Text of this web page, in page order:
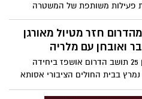
פעילות משותפת של המשטרה
הביטחון במועצה המקומית, נתפס
בצורה מסוכנת על כבישים
במועצה מדגישים: האכיפה תימשך
חזר מטיול מאורגן
ואובחן עם מלריה
צעיר בן 25 תושב הדרום אושפז ביחידה
נמרץ בבית החולים הציבורי אסותא
שנדבק במלריה במהלך חופשה